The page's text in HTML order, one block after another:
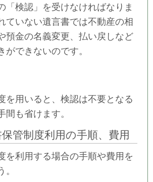
「検認」を受けなければなりま
ていない遺言書では不動産の相
預金の名義変更、払い戻しなど
ができないのです。
を用いると、検認は不要となる
間も省けます。
保管制度利用の手順、費用
を利用する場合の手順や費用を